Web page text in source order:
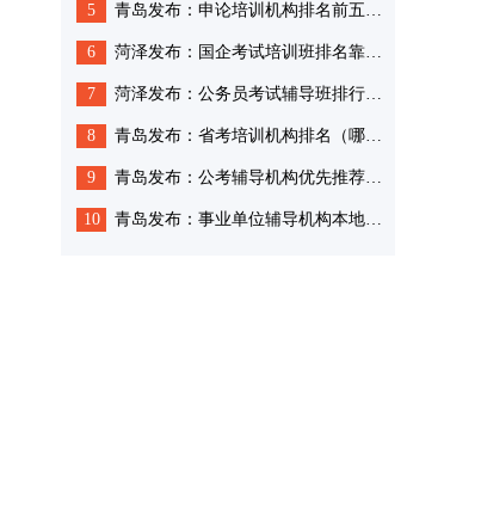
5 青岛发布：申论培训机构排名前五更新一览
6 菏泽发布：国企考试培训班排名靠前的
7 菏泽发布：公务员考试辅导班排行榜名单一览
8 青岛发布：省考培训机构排名（哪些比较好）
9 青岛发布：公考辅导机构优先推荐排名
10 青岛发布：事业单位辅导机构本地优选实力机构